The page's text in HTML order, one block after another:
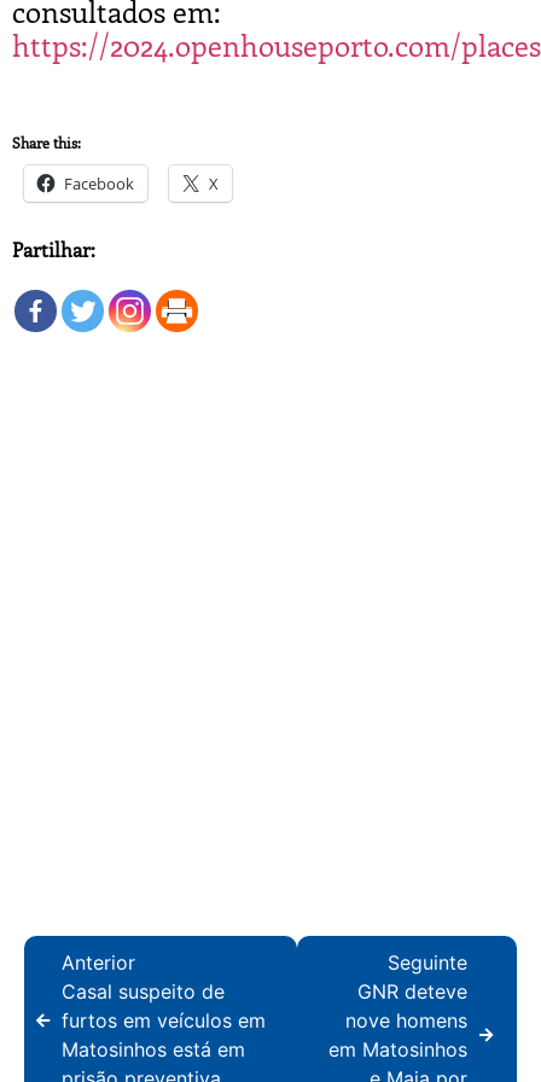
consultados em:
https://2024.openhouseporto.com/
Share this:
Facebook X
Partilhar:
Anterior
Casal suspeito de
furtos em veículos em
Matosinhos está em
Seguinte
GNR deteve
nove homens
em Matosinhos